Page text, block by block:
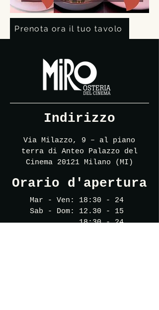
Prenota ora il tuo tavolo
Indirizzo
Via Milazzo, 9 – al piano
terra di Anteo Palazzo del
Cinema 20121 Milano (MI)
Orario d'apertura
Mar - Ven: 18:30 - 24
​Sab - Dom: 12.30 - 15
18:30 - 24